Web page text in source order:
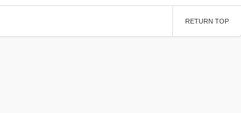
RETURN TOP